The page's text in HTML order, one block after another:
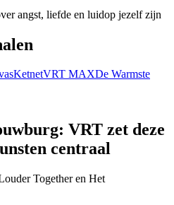
angst, liefde en luidop jezelf zijn
KetnetVRT MAXDe Warmste
VRT zet deze
centraal
Together en Het